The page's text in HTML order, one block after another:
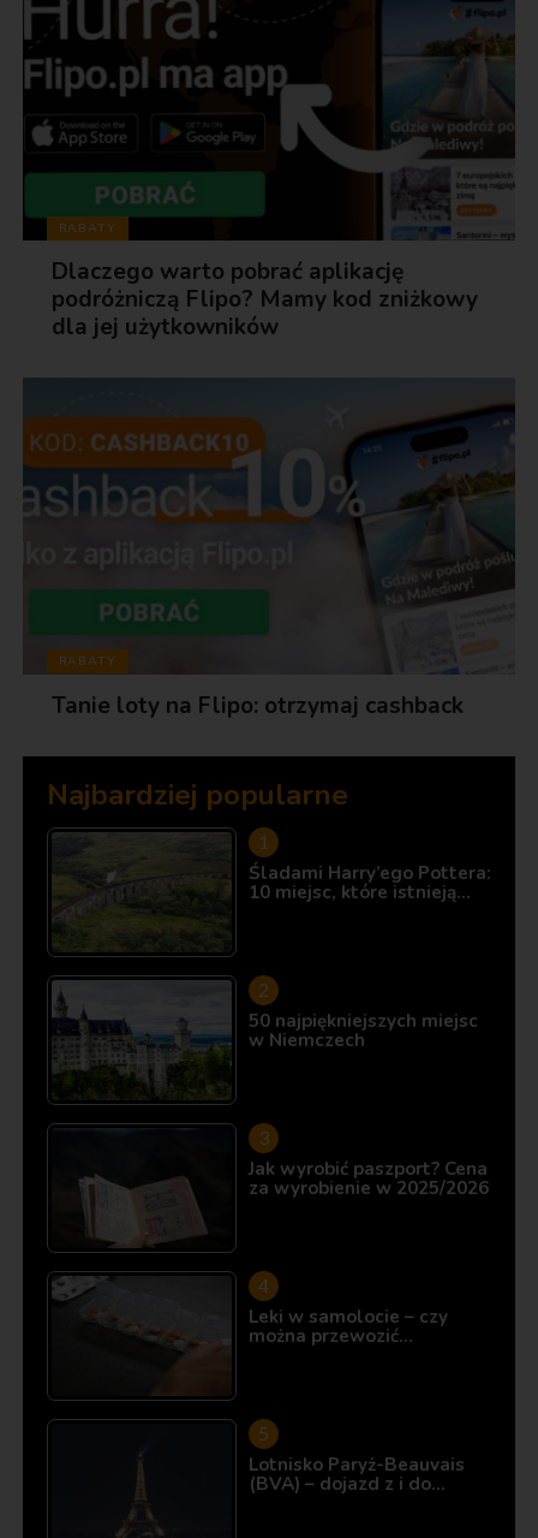
RABATY
Dlaczego warto pobrać aplikację
podróżniczą Flipo? Mamy kod zniżkowy
dla jej użytkowników
RABATY
Tanie loty na Flipo: otrzymaj cashback
Najbardziej popularne
Śladami Harry’ego Pottera:
10 miejsc, które istnieją…
50 najpiękniejszych miejsc
w Niemczech
Jak wyrobić paszport? Cena
za wyrobienie w 2025/2026
Leki w samolocie – czy
można przewozić…
Lotnisko Paryż-Beauvais
(BVA) – dojazd z i do…